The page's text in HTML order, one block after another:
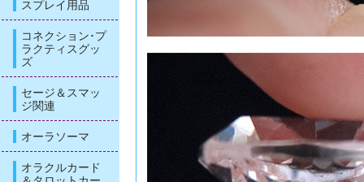
スプレイ用品
コネクション･プ
ラクティスグッ
ズ
セージ＆スマッ
ジ関連
オーラソーマ
オラクルカード